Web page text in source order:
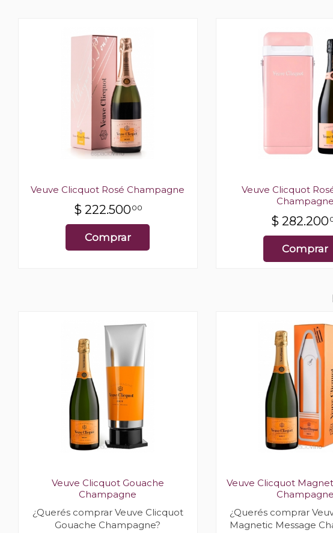
Veuve Clicquot Rosé Champagne
$ 222.50000
Comprar
Veuve Clicquot
Champagne
$ 282.200
Comprar
Veuve Clicquot Gouache
Champagne
¿Querés comprar Veuve Clicquot
Gouache Champagne?
Veuve Clicquot
Champagne
¿Querés comprar
Magnetic Message